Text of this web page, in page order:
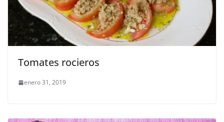
Tomates rocieros
enero 31, 2019